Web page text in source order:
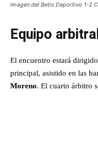
Imagen del Betis Deportivo 1-2
Equipo arbitral
El encuentro estará
principal, asistido en las
Moreno. El cuarto árbitro